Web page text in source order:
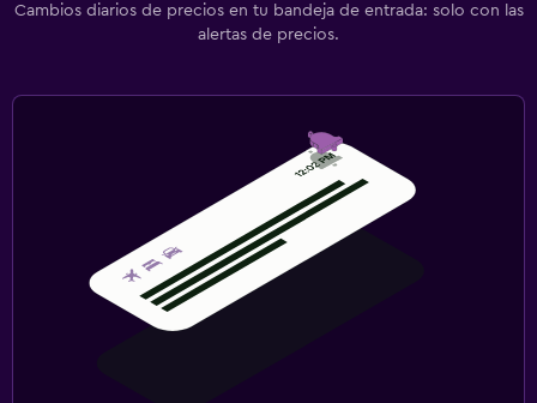
Cambios diarios de precios en tu bandeja de entrada: solo con las
alertas de precios.